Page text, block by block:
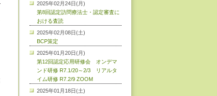
2025年02月24日(月)
第8回認定訪問療法士・認定審査に
おける査読
2025年02月08日(土)
BCP策定
2025年01月20日(月)
第12回認定応用研修会 オンデマ
ンド研修 R7.1/20～2/3 リアルタ
イム研修 R7.2/9 ZOOM
2025年01月18日(土)